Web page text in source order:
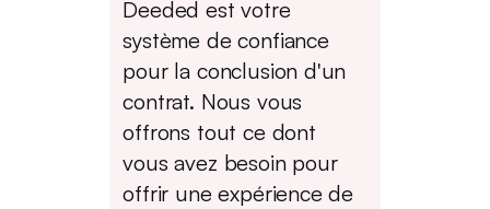
Deeded est votre
système de confiance
pour la conclusion d'un
contrat. Nous vous
offrons tout ce dont
vous avez besoin pour
offrir une expérience de